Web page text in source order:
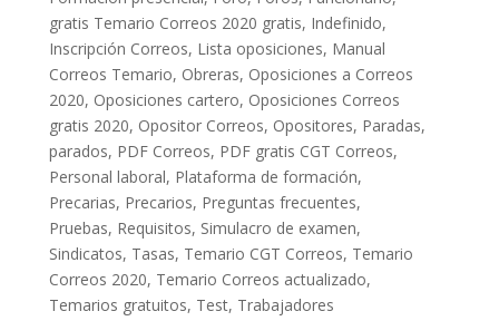
gratis Temario Correos 2020 gratis, Indefinido,
Inscripción Correos, Lista oposiciones, Manual
Correos Temario, Obreras, Oposiciones a Correos
2020, Oposiciones cartero, Oposiciones Correos
gratis 2020, Opositor Correos, Opositores, Paradas,
parados, PDF Correos, PDF gratis CGT Correos,
Personal laboral, Plataforma de formación,
Precarias, Precarios, Preguntas frecuentes,
Pruebas, Requisitos, Simulacro de examen,
Sindicatos, Tasas, Temario CGT Correos, Temario
Correos 2020, Temario Correos actualizado,
Temarios gratuitos, Test, Trabajadores